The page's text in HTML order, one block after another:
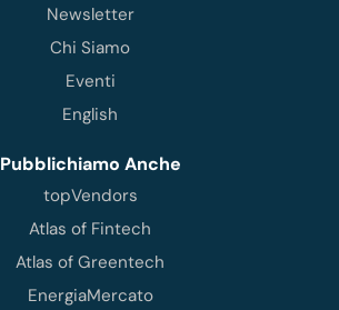
Newsletter
Chi Siamo
Eventi
English
Pubblichiamo Anche
topVendors
Atlas of Fintech
Atlas of Greentech
EnergiaMercato